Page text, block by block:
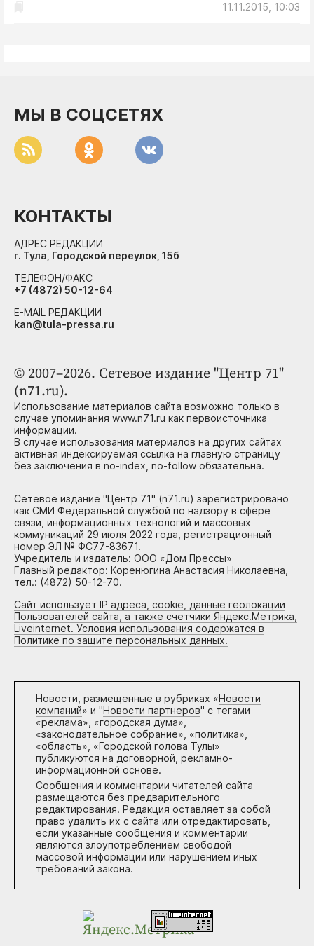
11.11.2015, 10:03
© 2007–2026. Сетевое издание "Центр 71"
(n71.ru).
Использование материалов сайта возможно только в
случае упоминания www.n71.ru как первоисточника
информации.
В случае использования материалов на других сайтах
активная индексируемая ссылка на главную страницу
без заключения в no-index, no-follow обязательна.
Сетевое издание "Центр 71" (n71.ru) зарегистрировано
как СМИ Федеральной службой по надзору в сфере
связи, информационных технологий и массовых
коммуникаций 29 июля 2022 года, регистрационный
номер ЭЛ № ФС77-83671.
Учредитель и издатель: ООО «Дом Прессы»
Главный редактор: Коренюгина Анастасия Николаевна,
тел.: (4872) 50-12-70.
Сайт использует IP адреса, cookie, данные геолокации
Пользователей сайта, а также счетчики Яндекс.Метрика,
Liveinternet. Условия использования содержатся в
Политике по защите персональных данных.
Новости, размещенные в рубриках «Новости
компаний» и "Новости партнеров" с тегами
«реклама», «городская дума»,
«законодательное собрание», «политика»,
«область», «Городской голова Тулы»
публикуются на договорной, рекламно-
информационной основе.
Сообщения и комментарии читателей сайта
размещаются без предварительного
редактирования. Редакция оставляет за собой
право удалить их с сайта или отредактировать,
если указанные сообщения и комментарии
являются злоупотреблением свободой
массовой информации или нарушением иных
требований закона.
МЫ В СОЦСЕТЯХ
КОНТАКТЫ
АДРЕС РЕДАКЦИИ
г. Тула, Городской переулок, 15б
ТЕЛЕФОН/ФАКС
+7 (4872) 50-12-64
E-MAIL РЕДАКЦИИ
kan@tula-pressa.ru